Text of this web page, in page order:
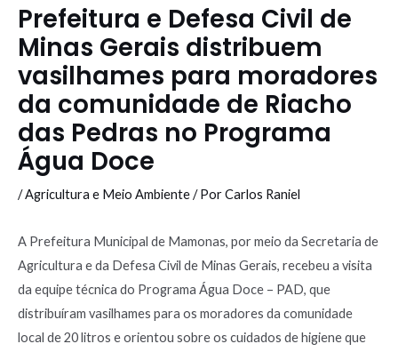
Prefeitura e Defesa Civil de
Minas Gerais distribuem
vasilhames para moradores
da comunidade de Riacho
das Pedras no Programa
Água Doce
/Agricultura e Meio Ambiente/ PorCarlos Raniel
A Prefeitura Municipal de Mamonas, por meio da Secretaria de
Agricultura e da Defesa Civil de Minas Gerais, recebeu a visita
da equipe técnica do Programa Água Doce – PAD, que
distribuíram vasilhames para os moradores da comunidade
local de 20 litros e orientou sobre os cuidados de higiene que